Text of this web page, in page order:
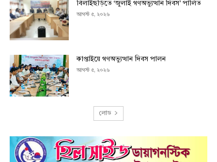
বিলাইছড়িতে ‘জুলাই গণঅভ্যুত্থান দিবস’ পালিত
আগস্ট ৫, ২০২৬
কাপ্তাইয়ে গণঅভ্যুত্থান দিবস পালন
আগস্ট ৫, ২০২৬
লোড